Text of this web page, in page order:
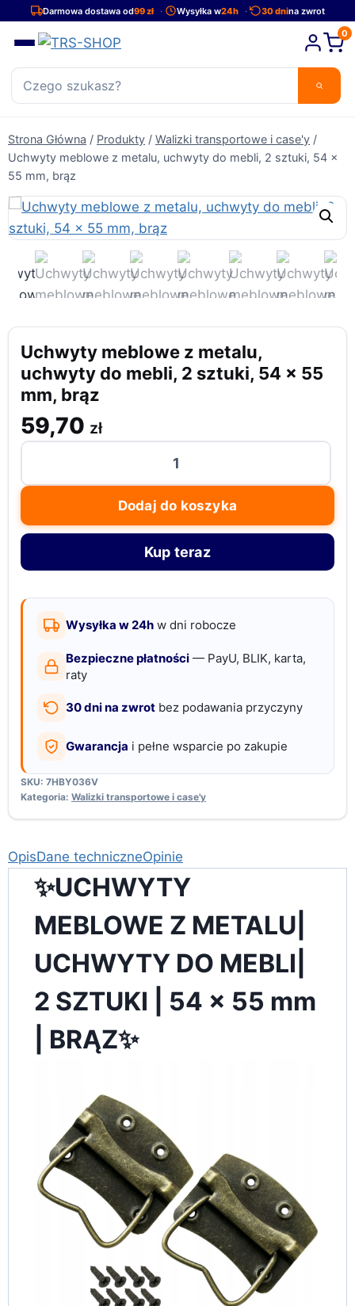
PrzejdźDarmowa dostawa od99 zł Wysyłka w24h 30 dnina zwrot
0
Strona Główna / Produkty / Walizki transportowe i case'y /
Uchwyty meblowe z metalu, uchwyty do mebli, 2 sztuki, 54 x
55 mm, brąz
Uchwyty meblowe z metalu,
uchwyty do mebli, 2 sztuki, 54 x 55
mm, brąz
59,70 zł
meblowe
z
metalu,
mebli,
brąz
Dodaj do koszyka
Kup teraz
Wysyłka w 24h w dni robocze
Bezpieczne płatności — PayU, BLIK, karta,
raty
30 dni na zwrot bez podawania przyczyny
Gwarancja i pełne wsparcie po zakupie
SKU: 7HBY036V
Kategoria: Walizki transportowe i case'y
OpisDane techniczneOpinie
✨UCHWYTY
MEBLOWE Z METALU|
UCHWYTY DO MEBLI|
2 SZTUKI | 54 x 55 mm
| BRĄZ✨